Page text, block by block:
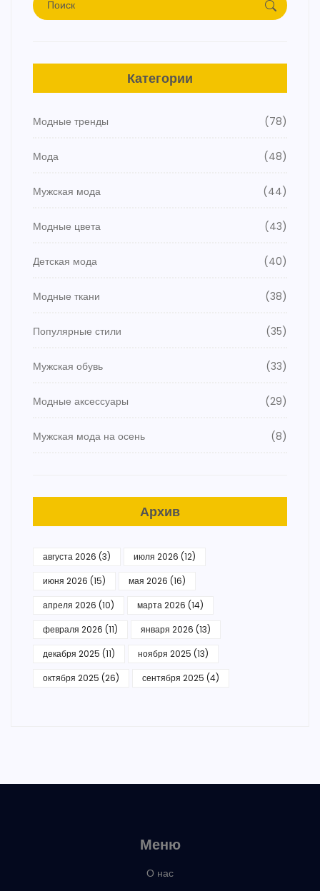
Категории
Модные тренды (78)
Мода (48)
Мужская мода (44)
Модные цвета (43)
Детская мода (40)
Модные ткани (38)
Популярные стили (35)
Мужская обувь (33)
Модные аксессуары (29)
Мужская мода на осень (8)
Архив
августа 2026 (3) июля 2026 (12)
июня 2026 (15) мая 2026 (16)
апреля 2026 (10) марта 2026 (14)
февраля 2026 (11) января 2026 (13)
декабря 2025 (11) ноября 2025 (13)
октября 2025 (26) сентября 2025 (4)
Меню
О нас